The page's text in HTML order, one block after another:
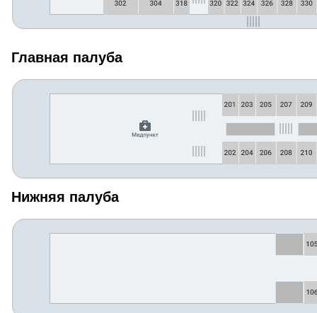
Главная палуба
Нижняя палуба